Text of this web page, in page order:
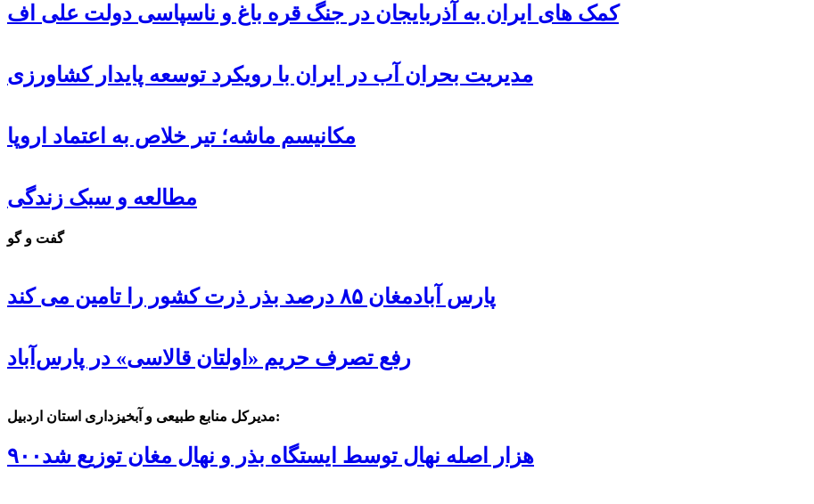
کمک های ایران به آذربایجان در جنگ قره باغ و ناسپاسی دولت علی اف
مدیریت بحران آب در ایران با رویکرد توسعه پایدار کشاورزی
مکانیسم ماشه؛ تیر خلاص به اعتماد اروپا
مطالعه و سبک زندگی
گفت و گو
پارس آبادمغان ۸۵ درصد بذر ذرت کشور را تامین می کند
رفع تصرف حریم «اولتان قالاسی» در پارس‌آباد
مدیرکل منابع طبیعی و آبخیزداری استان اردبیل:
۹۰۰هزار اصله نهال توسط ایستگاه بذر و نهال مغان توزیع شد